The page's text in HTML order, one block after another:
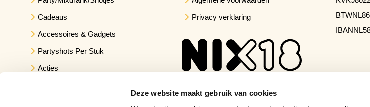
Deze website maakt gebruik van cookies
Cadeaus
Accessoires & Gadgets
Partyshots Per Stuk
Acties
Privacy verklaring
BTW
IBAN